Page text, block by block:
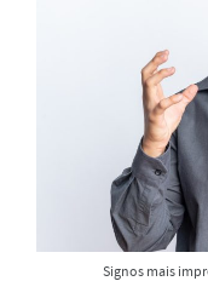
Signos mais